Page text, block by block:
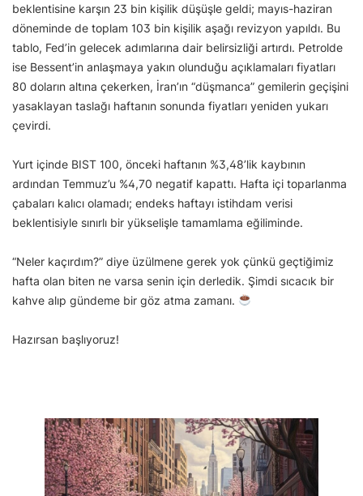
beklentisine karşın 23 bin kişilik düşüşle geldi; mayıs-haziran
döneminde de toplam 103 bin kişilik aşağı revizyon yapıldı. Bu
tablo, Fed’in gelecek adımlarına dair belirsizliği artırdı. Petrolde
ise Bessent’in anlaşmaya yakın olunduğu açıklamaları fiyatları
80 doların altına çekerken, İran’ın “düşmanca” gemilerin geçişini
yasaklayan taslağı haftanın sonunda fiyatları yeniden yukarı
çevirdi.
Yurt içinde BIST 100, önceki haftanın %3,48’lik kaybının
ardından Temmuz’u %4,70 negatif kapattı. Hafta içi toparlanma
çabaları kalıcı olamadı; endeks haftayı istihdam verisi
beklentisiyle sınırlı bir yükselişle tamamlama eğiliminde.
“Neler kaçırdım?” diye üzülmene gerek yok çünkü geçtiğimiz
hafta olan biten ne varsa senin için derledik. Şimdi sıcacık bir
kahve alıp gündeme bir göz atma zamanı.
Hazırsan başlıyoruz!